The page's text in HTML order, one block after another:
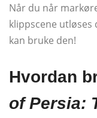
Når du når
klippscene
kan bruke den!
Hvordan
of Persia: